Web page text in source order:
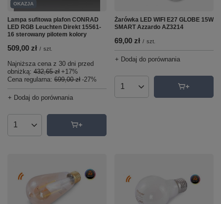
OKAZJA
Lampa sufitowa plafon CONRAD
LED RGB Leuchten Direkt 15561-
16 sterowany pilotem kolory
509,00 zł / szt.
Najniższa cena z 30 dni przed
obniżką: 432,65 zł +17%
Cena regularna: 699,00 zł -27%
+ Dodaj do porównania
Ilość produktów
Żarówka LED WIFI E27 GLOBE 15W
SMART Azzardo AZ3214
69,00 zł / szt.
+ Dodaj do porównania
Ilość produktów